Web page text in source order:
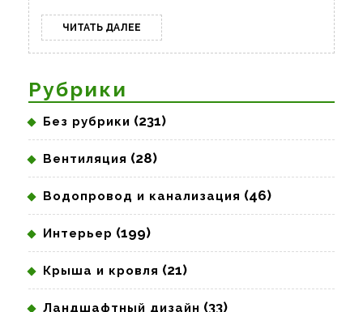
ЧИТАТЬ ДАЛЕЕ ЧИТАТЬ
ДАЛЕЕ
Рубрики
Без рубрики (231)
Вентиляция (28)
Водопровод и канализация (46)
Интерьер (199)
Крыша и кровля (21)
Ландшафтный дизайн (33)